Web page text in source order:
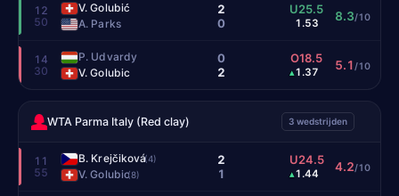
12
50
V. Golubić
A. Parks
2
0
U25.5
1.53 8.3/10
14
30
P. Udvardy
V. Golubic
0
2
O18.5
▴1.37 5.1/10
WTA Parma Italy (Red clay) 3 wedstrijden
11
55
B. Krejčiková(4)
V. Golubic(8)
2
1
U24.5
▴1.44 4.2/10